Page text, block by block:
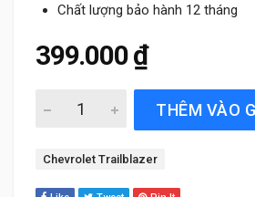
Chất lượng bảo hành 12 tháng
399.000₫
Gạt Mưa Xe Chevrolet
THÊM VÀO
Tag:
Chevrolet Trailblazer